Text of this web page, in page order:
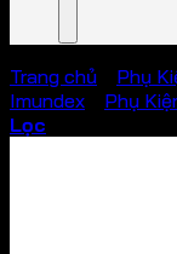
Trang chủ Phụ
Imundex
Phụ
Lọc